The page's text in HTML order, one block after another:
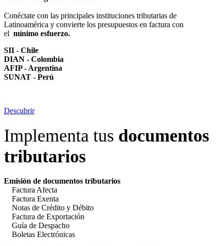
Conéctate con las principales instituciones tributarias de
Latinoamérica y convierte los presupuestos en factura con
el mínimo esfuerzo.
SII - Chile
DIAN - Colombia
AFIP - Argentina
SUNAT - Perú
Descubrir
Implementa tus documentos
tributarios
Emisión de documentos tributarios
Factura Afecta
Factura Exenta
Notas de Crédito y Débito
Factura de Exportación
Guía de Despacho
Boletas Electrónicas